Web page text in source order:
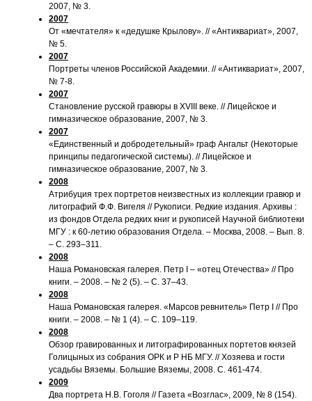
2007, № 3.
2007
От «мечтателя» к «дедушке Крылову». // «Антиквариат», 2007,
№ 5.
2007
Портреты членов Российской Академии. // «Антиквариат», 2007,
№ 7-8.
2007
Становление русской гравюры в XVIII веке. // Лицейское и
гимназическое образование, 2007, № 3.
2007
«Единственный и добродетельный» граф Ангальт (Некоторые
принципы педагогической системы). // Лицейское и
гимназическое образование, 2007, № 3.
2008
Атрибуция трех портретов неизвестных из коллекции гравюр и
литографий Ф.Ф. Вигеля // Рукописи. Редкие издания. Архивы :
из фондов Отдела редких книг и рукописей Научной библиотеки
МГУ : к 60-летию образования Отдела. – Москва, 2008. – Вып. 8.
– С. 293–311.
2008
Наша Романовская галерея. Петр I – «отец Отечества» // Про
книги. – 2008. – № 2 (5). – С. 37–43.
2008
Наша Романовская галерея. «Марсов ревнитель» Петр I // Про
книги. – 2008. – № 1 (4). – С. 109–119.
2008
Обзор гравированных и литографированных портетов князей
Голицыных из собрания ОРК и Р НБ МГУ. // Хозяева и гости
усадьбы Вяземы. Большие Вяземы, 2008. С. 461-474.
2009
Два портрета Н.В. Гоголя // Газета «Возглас», 2009, № 8 (154).